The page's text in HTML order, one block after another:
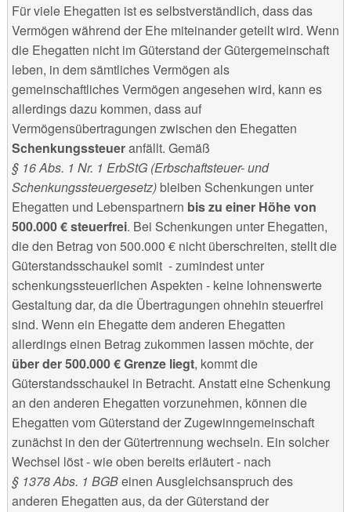
Für viele Ehegatten ist es selbstverständlich, dass das
Vermögen während der Ehe miteinander geteilt wird. Wenn
die Ehegatten nicht im Güterstand der Gütergemeinschaft
leben, in dem sämtliches Vermögen als
gemeinschaftliches Vermögen angesehen wird, kann es
allerdings dazu kommen, dass auf
Vermögensübertragungen zwischen den Ehegatten
Schenkungssteueranfällt. Gemäß
§ 16 Abs. 1 Nr. 1 ErbStG (Erbschaftsteuer- und
Schenkungssteuergesetz) bleiben Schenkungen unter
Ehegatten und Lebenspartnern bis zu einer Höhe von
500.000 € steuerfrei. Bei Schenkungen unter Ehegatten,
die den Betrag von 500.000 € nicht überschreiten, stellt die
Güterstandsschaukel somit - zumindest unter
schenkungssteuerlichen Aspekten - keine lohnenswerte
Gestaltung dar, da die Übertragungen ohnehin steuerfrei
sind. Wenn ein Ehegatte dem anderen Ehegatten
allerdings einen Betrag zukommen lassen möchte, der
über der 500.000 € Grenze liegt, kommt die
Güterstandsschaukel in Betracht. Anstatt eine Schenkung
an den anderen Ehegatten vorzunehmen, können die
Ehegatten vom Güterstand der Zugewinngemeinschaft
zunächst in den der Gütertrennung wechseln. Ein solcher
Wechsel löst - wie oben bereits erläutert - nach
§ 1378 Abs. 1 BGBeinen Ausgleichsanspruch des
anderen Ehegatten aus, da der Güterstand der